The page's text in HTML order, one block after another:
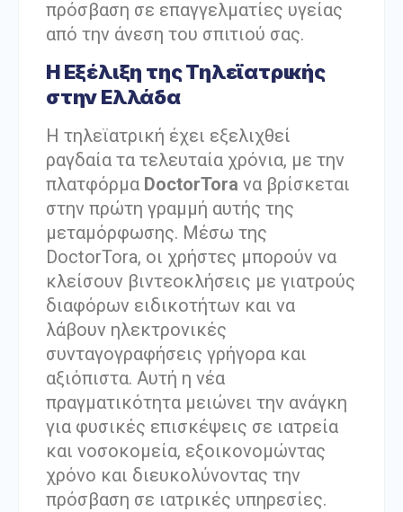
πρόσβαση σε επαγγελματίες υγείας
από την άνεση του σπιτιού σας.
Η Εξέλιξη της Τηλεϊατρικής
στην Ελλάδα
Η τηλεϊατρική έχει εξελιχθεί
ραγδαία τα τελευταία χρόνια, με την
πλατφόρμα DoctorTora να βρίσκεται
στην πρώτη γραμμή αυτής της
μεταμόρφωσης. Μέσω της
DoctorTora, οι χρήστες μπορούν να
κλείσουν βιντεοκλήσεις με γιατρούς
διαφόρων ειδικοτήτων και να
λάβουν ηλεκτρονικές
συνταγογραφήσεις γρήγορα και
αξιόπιστα. Αυτή η νέα
πραγματικότητα μειώνει την ανάγκη
για φυσικές επισκέψεις σε ιατρεία
και νοσοκομεία, εξοικονομώντας
χρόνο και διευκολύνοντας την
πρόσβαση σε ιατρικές υπηρεσίες.